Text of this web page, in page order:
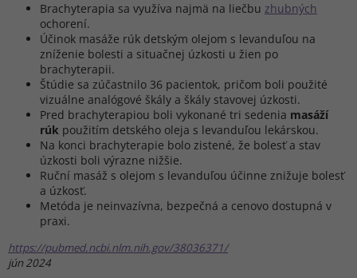
Brachyterapia sa využíva najmä na liečbu zhubných
ochorení.
Účinok masáže rúk detským olejom s levanduľou na
zníženie bolesti a situačnej úzkosti u žien po
brachyterapii.
Štúdie sa zúčastnilo 36 pacientok, pričom boli použité
vizuálne analógové škály a škály stavovej úzkosti.
Pred brachyterapiou boli vykonané tri sedenia masáží
rúk použitím detského oleja s levanduľou lekárskou.
Na konci brachyterapie bolo zistené, že bolesť a stav
úzkosti boli výrazne nižšie.
Ruční masáž s olejom s levanduľou účinne znižuje bolesť
a úzkosť.
Metóda je neinvazívna, bezpečná a cenovo dostupná v
praxi.
https://pubmed.ncbi.nlm.nih.gov/38036371/
jún 2024